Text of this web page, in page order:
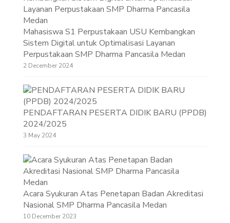
Mahasiswa S1 Perpustakaan USU Kembangkan
Sistem Digital untuk Optimalisasi Layanan
Perpustakaan SMP Dharma Pancasila Medan
2 December 2024
PENDAFTARAN PESERTA DIDIK BARU (PPDB)
2024/2025
3 May 2024
Acara Syukuran Atas Penetapan Badan Akreditasi
Nasional SMP Dharma Pancasila Medan
10 December 2023